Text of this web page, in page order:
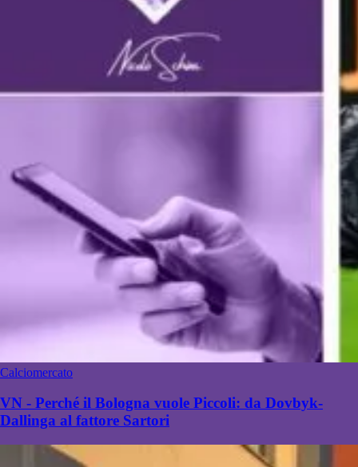
Calciomercato
VN - Perché il Bologna vuole Piccoli: da Dovbyk-
Dallinga al fattore Sartori